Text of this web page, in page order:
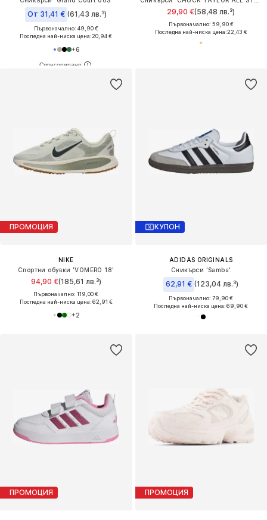
От 31,41 € (61,43 лв.³)
Първоначално: 49,90 €
Последна най-ниска цена:20,94 €
+6
29,90 €(58,48 лв.³)
Първоначално: 59,90 €
Последна най-ниска цена:22,43 €
ПРОМОЦИЯ
NIKE
Спортни обувки 'VOMERO 18'
94,90 €(185,61 лв.³)
Първоначално: 119,00 €
Последна най-ниска цена:62,91 €
+2
КУПОН
ADIDAS ORIGINALS
Сникърси 'Samba'
62,91 € (123,04 лв.³)
Първоначално: 79,90 €
Последна най-ниска цена:69,90 €
ПРОМОЦИЯ ПРОМОЦИЯ